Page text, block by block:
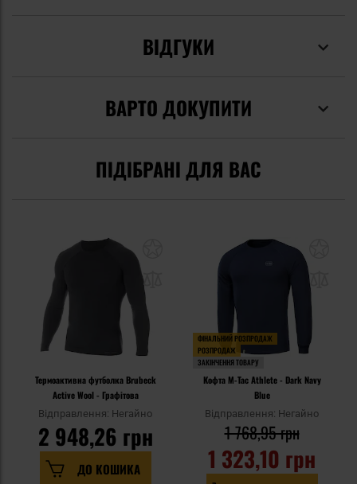
ВІДГУКИ
ВАРТО ДОКУПИТИ
ПІДІБРАНІ ДЛЯ ВАС
Термоактивна футболка Brubeck
Active Wool - Графітова
Відправлення: Негайно
2 948,26 грн
ДО КОШИКА
ФІНАЛЬНИЙ РОЗПРОДАЖ
РОЗПРОДАЖ
ЗАКІНЧЕННЯ ТОВАРУ
Кофта M-Tac Athlete - Dark Navy
Blue
Відправлення: Негайно
1 323,10 грн
1 768,95 грн